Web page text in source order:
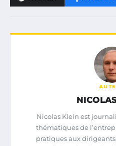
Nicolas Klein est
thématiques de
pratiques aux